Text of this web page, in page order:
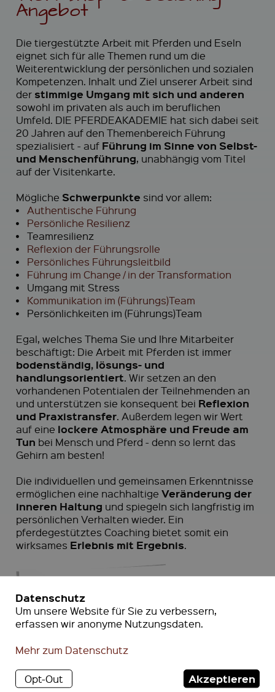
Angebot
Die tiergestützte Arbeit mit Pferden und Eseln
eignet sich für alle Themen rund um die
Weiterentwicklung der persönlichen und sozialen
Kompetenzen. Inhalt und Ziel unserer Arbeit sind
der stimmige Umgang mit sich und anderen
sowohl im privaten als auch im beruflichen
Umfeld. DIE PFERDEAKADEMIE hat sich dabei seit
20 Jahren auf den Themenbereich Führung
spezialisiert - auf Führung im Sinne von Selbst-
und Menschenführung, unabhängig vom Titel
auf der Visitenkarte.
Mögliche Schwerpunkte sind vor allem:
• Authentische Führung
• Persönliche Resilienz
• Teamresilienz
• Reflexion der Führungsrolle
• Persönliches Führungsleitbild
• Führung im Change / in der Transformation
• Umgang mit Stress
• Kommunikation im (Führungs)Team
•
Persönlichkeiten im (Führungs)Team
Egal, welches Thema Sie und Ihre Mitarbeiter
beschäftigt: Die Arbeit mit Pferden ist immer
bodenständig, lösungs- und
handlungsorientiert. Wir setzen an den
vorhandenen Potentialen der Teilnehmenden an
und unterstützen sie konsequent bei Reflexion
und Praxistransfer. Außerdem legen wir Wert
auf eine lockere Atmosphäre und Freude am
Tun bei Mensch und Pferd - denn so lernt das
Gehirn am besten!
Die individuellen und gemeinsamen Erkenntnisse
ermöglichen eine nachhaltige Veränderung der
inneren Haltung und spiegeln sich langfristig im
persönlichen Verhalten wieder. Ein
pferdegestütztes Coaching bietet somit ein
wirksames Erlebnis mit Ergebnis.
Mensch sein heißt ja
niemals, so und nicht
anders sein zu müssen.
Mensch sein heißt
immer auch, anders
werden zu können.
Datenschutz
Um unsere Website für Sie zu verbessern,
erfassen wir anonyme Nutzungsdaten.
Mehr zum Datenschutz
Opt-Out Akzeptieren